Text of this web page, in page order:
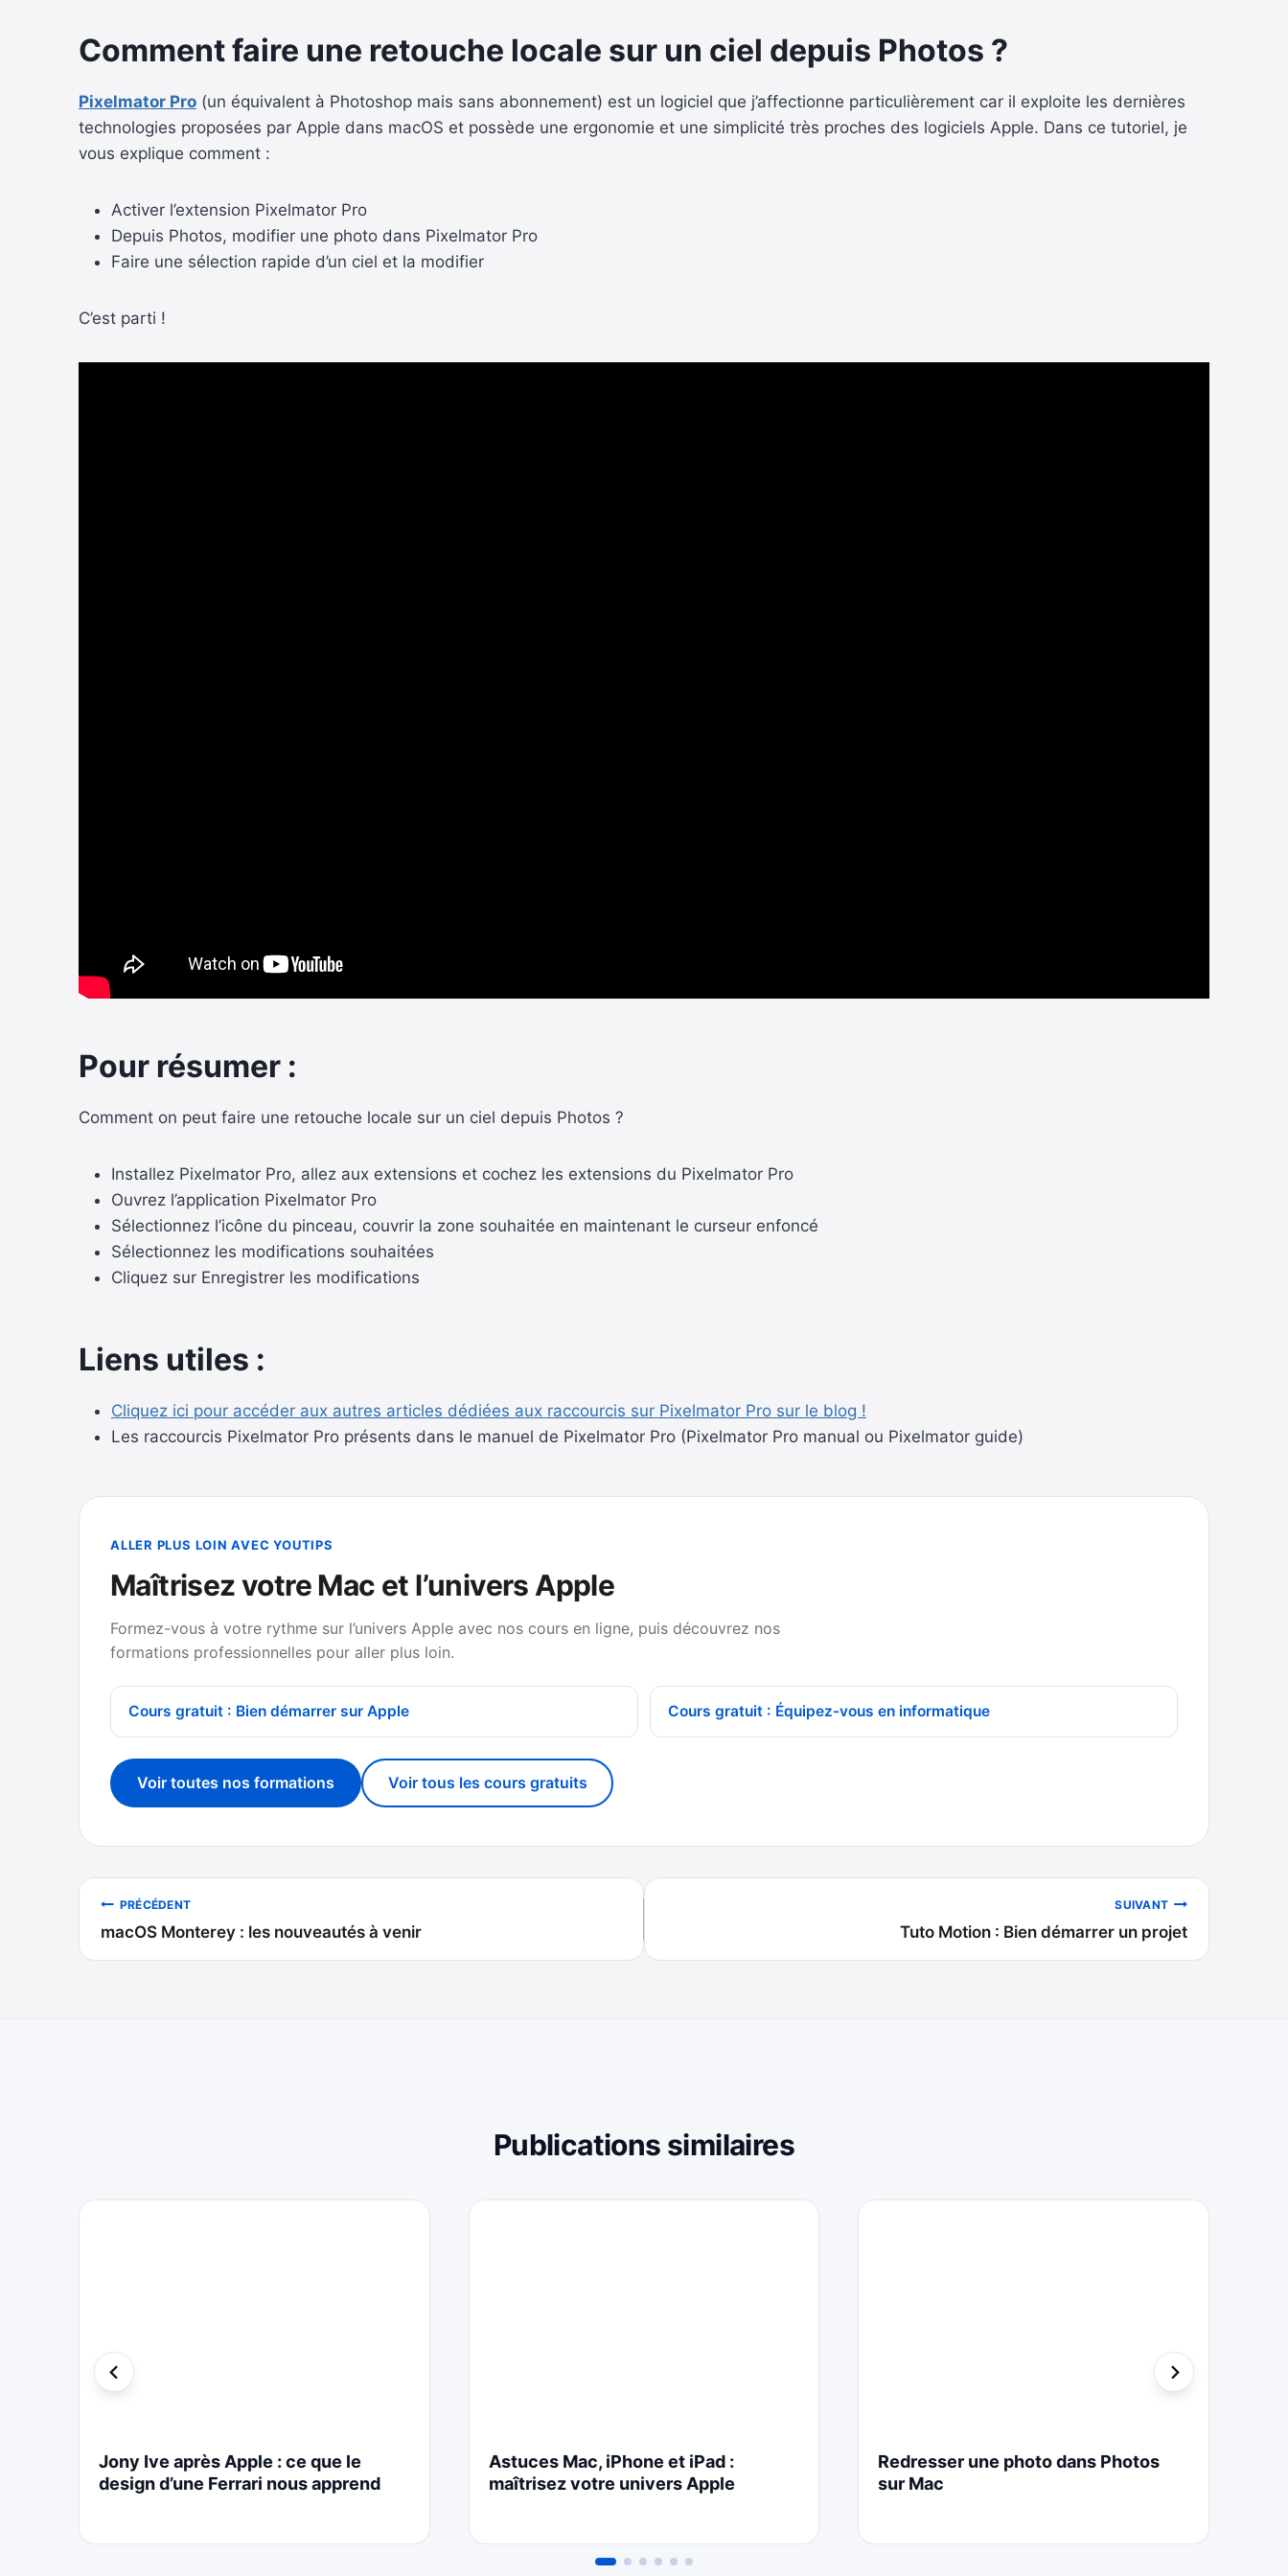
Comment faire une retouche locale sur un ciel depuis Photos ?
Pixelmator Pro (un équivalent à Photoshop mais sans abonnement) est un logiciel que j’affectionne particulièrement car il exploite les dernières
technologies proposées par Apple dans macOS et possède une ergonomie et une simplicité très proches des logiciels Apple. Dans ce tutoriel, je
vous explique comment :
Activer l’extension Pixelmator Pro
Depuis Photos, modifier une photo dans Pixelmator Pro
Faire une sélection rapide d’un ciel et la modifier
C’est parti !
Pour résumer :
Comment on peut faire une retouche locale sur un ciel depuis Photos ?
Installez Pixelmator Pro, allez aux extensions et cochez les extensions du Pixelmator Pro
Ouvrez l’application Pixelmator Pro
Sélectionnez l’icône du pinceau, couvrir la zone souhaitée en maintenant le curseur enfoncé
Sélectionnez les modifications souhaitées
Cliquez sur Enregistrer les modifications
Liens utiles :
Cliquez ici pour accéder aux autres articles dédiées aux raccourcis sur Pixelmator Pro sur le blog !
Les raccourcis Pixelmator Pro présents dans le manuel de Pixelmator Pro (Pixelmator Pro manual ou Pixelmator guide)
ALLER PLUS LOIN AVEC YOUTIPS
Maîtrisez votre Mac et l’univers Apple
Formez-vous à votre rythme sur l’univers Apple avec nos cours en ligne, puis découvrez nos
formations professionnelles pour aller plus loin.
Cours gratuit : Bien démarrer sur Apple Cours gratuit : Équipez-vous en informatique
Voir toutes nos formations Voir tous les cours gratuits
Navigation
de
PRÉCÉDENT
macOS Monterey : les nouveautés à venir
SUIVANT
Tuto Motion : Bien démarrer un projet
Publications similaires
Jony Ive après Apple : ce que le
design d’une Ferrari nous apprend
Astuces Mac, iPhone et iPad :
maîtrisez votre univers Apple
Redresser une photo dans Photos
sur Mac